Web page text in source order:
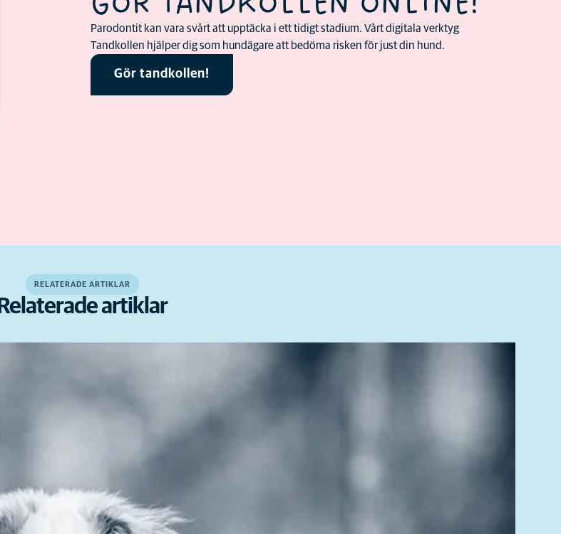
Parodontit kan vara svårt att upptäcka i ett tidigt stadium. Vårt digitala verktyg
Tandkollen hjälper dig som hundägare att bedöma risken för just din hund.
Gör tandkollen!
RELATERADE ARTIKLAR
Relaterade artiklar